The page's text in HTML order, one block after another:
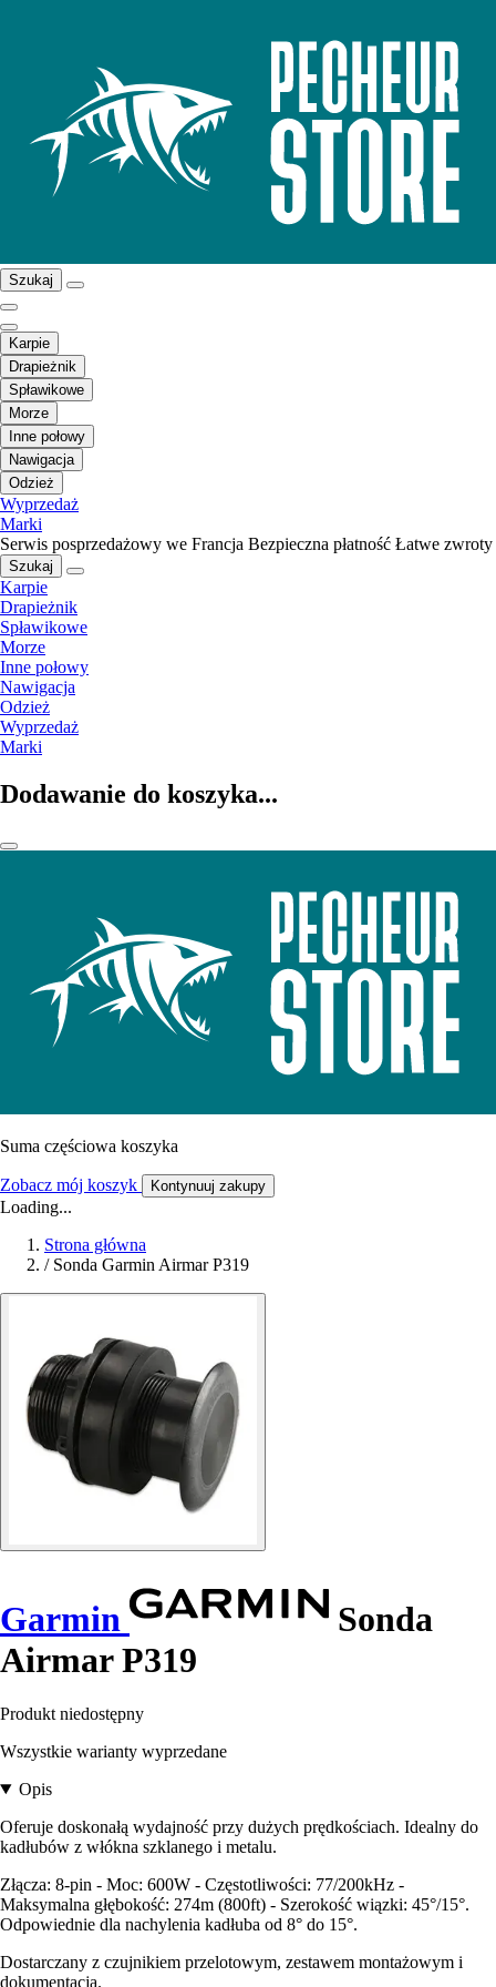
Szukaj
Karpie
Drapieżnik
Spławikowe
Morze
Inne połowy
Nawigacja
Odzież
Wyprzedaż
Marki
Serwis posprzedażowy we Francja Bezpieczna płatność Łatwe zwroty
Szukaj
Karpie
Drapieżnik
Spławikowe
Morze
Inne połowy
Nawigacja
Odzież
Wyprzedaż
Marki
Dodawanie do koszyka...
Suma częściowa koszyka
Zobacz mój koszyk Kontynuuj zakupy
Loading...
Strona główna
/ Sonda Garmin Airmar P319
Garmin
Sonda
Airmar P319
Produkt niedostępny
Wszystkie warianty wyprzedane
Opis
Oferuje doskonałą wydajność przy dużych prędkościach. Idealny do
kadłubów z włókna szklanego i metalu.
Złącza: 8-pin - Moc: 600W - Częstotliwości: 77/200kHz -
Maksymalna głębokość: 274m (800ft) - Szerokość wiązki: 45°/15°.
Odpowiednie dla nachylenia kadłuba od 8° do 15°.
Dostarczany z czujnikiem przelotowym, zestawem montażowym i
dokumentacją.